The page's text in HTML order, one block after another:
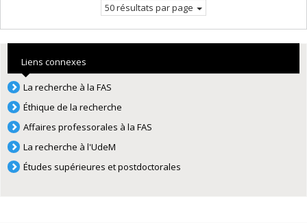
50 résultats par page
Liens connexes
La recherche à la FAS
Éthique de la recherche
Affaires professorales à la FAS
La recherche à l'UdeM
Études supérieures et postdoctorales